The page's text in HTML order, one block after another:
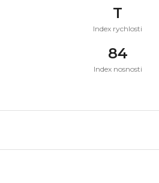
T
Index rychlosti
84
Index nosnosti